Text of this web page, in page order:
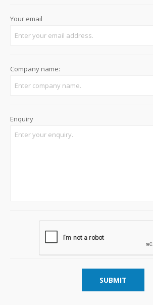
Your email
Company name:
Enquiry
SUBMIT